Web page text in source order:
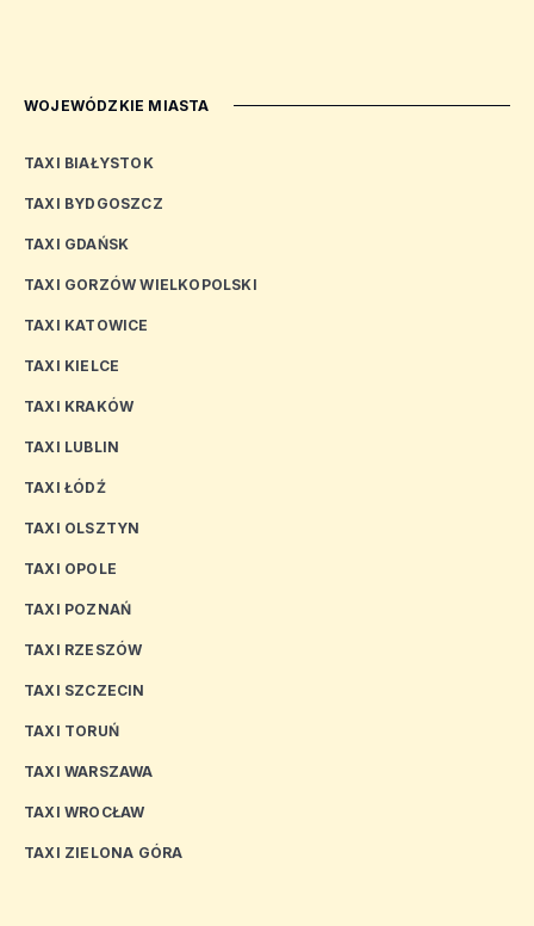
WOJEWÓDZKIE MIASTA
TAXI BIAŁYSTOK
TAXI BYDGOSZCZ
TAXI GDAŃSK
TAXI GORZÓW WIELKOPOLSKI
TAXI KATOWICE
TAXI KIELCE
TAXI KRAKÓW
TAXI LUBLIN
TAXI ŁÓDŹ
TAXI OLSZTYN
TAXI OPOLE
TAXI POZNAŃ
TAXI RZESZÓW
TAXI SZCZECIN
TAXI TORUŃ
TAXI WARSZAWA
TAXI WROCŁAW
TAXI ZIELONA GÓRA